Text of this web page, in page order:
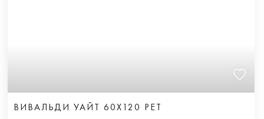
ВИВАЛЬДИ УАЙТ 60X120 РЕТ